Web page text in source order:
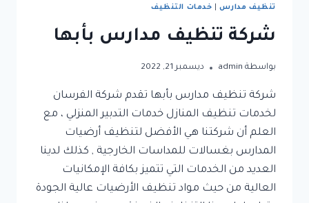
تنظيف مدارس| خدمات التنظيف
شركة تنظيف مدارس بأبها
بواسطة admin ديسمبر 21, 2022
شركة تنظيف مدارس بأبها تقدم شركة الفرسان
لخدمات تنظيف المنازل خدمات التدبير المنزلي ، مع
العلم أن شركتنا هي الأفضل لتنظيف أرضيات
المدارس بغسالات للمداسات الخارجية , كذلك لدينا
العديد من الخدمات التي تتميز بكافة الإمكانيات
العالية من حيث مواد تنظيف الأرضيات عالية الجودة